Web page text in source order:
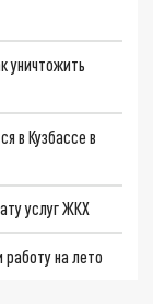
уничтожить
в Кузбассе в
услуг ЖКХ
работу на лето